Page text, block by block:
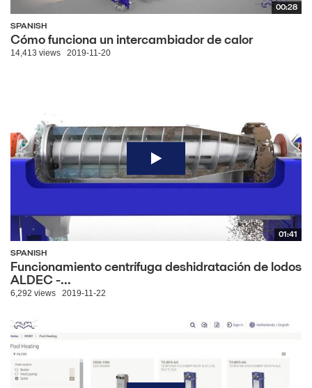
00:28
SPANISH
Cómo funciona un intercambiador de calor
14,413 views 2019-11-20
01:41
SPANISH
Funcionamiento centrífuga deshidratación de lodos
ALDEC -...
6,292 views 2019-11-22